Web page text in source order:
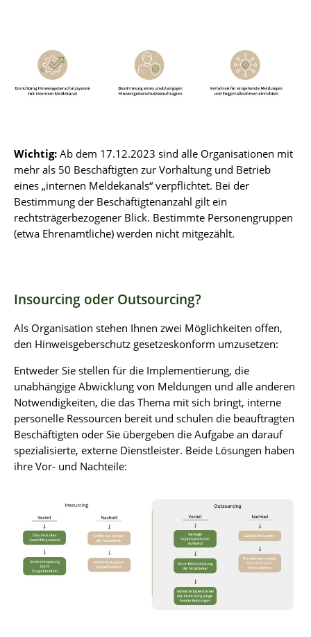
Wichtig: Ab dem 17.12.2023 sind alle Organisationen mit
mehr als 50 Beschäftigten zur Vorhaltung und Betrieb
eines „internen Meldekanals“ verpflichtet. Bei der
Bestimmung der Beschäftigtenanzahl gilt ein
rechtsträgerbezogener Blick. Bestimmte Personengruppen
(etwa Ehrenamtliche) werden nicht mitgezählt.
Insourcing oder Outsourcing?
Als Organisation stehen Ihnen zwei Möglichkeiten offen,
den Hinweisgeberschutz gesetzeskonform umzusetzen:
Entweder Sie stellen für die Implementierung, die
unabhängige Abwicklung von Meldungen und alle anderen
Notwendigkeiten, die das Thema mit sich bringt, interne
personelle Ressourcen bereit und schulen die beauftragten
Beschäftigten oder Sie übergeben die Aufgabe an darauf
spezialisierte, externe Dienstleister. Beide Lösungen haben
ihre Vor- und Nachteile: